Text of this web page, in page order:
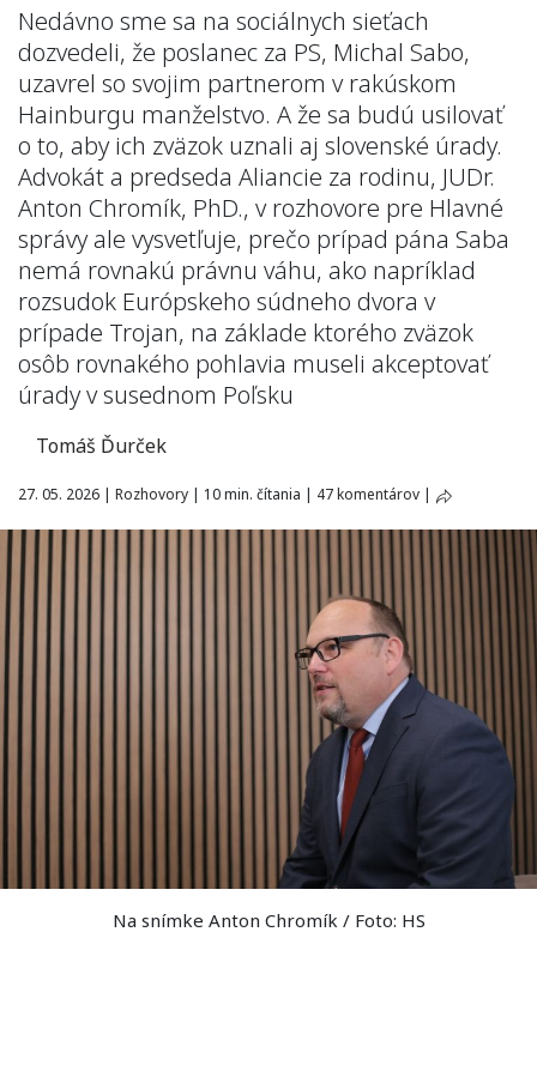
Nedávno sme sa na sociálnych sieťach
dozvedeli, že poslanec za PS, Michal Sabo,
uzavrel so svojim partnerom v rakúskom
Hainburgu manželstvo. A že sa budú usilovať
o to, aby ich zväzok uznali aj slovenské úrady.
Advokát a predseda Aliancie za rodinu, JUDr.
Anton Chromík, PhD., v rozhovore pre Hlavné
správy ale vysvetľuje, prečo prípad pána Saba
nemá rovnakú právnu váhu, ako napríklad
rozsudok Európskeho súdneho dvora v
prípade Trojan, na základe ktorého zväzok
osôb rovnakého pohlavia museli akceptovať
úrady v susednom Poľsku
Tomáš Ďurček
27. 05. 2026 | Rozhovory | 10 min. čítania | 47 komentárov |
Na snímke Anton Chromík / Foto: HS